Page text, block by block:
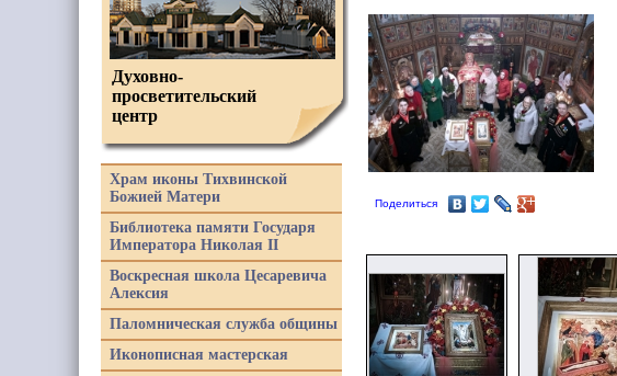
Поделиться
Духовно-
просветительский
центр
Храм иконы Тихвинской
Божией Матери
Библиотека памяти Государя
Императора Николая II
Воскресная школа Цесаревича
Алексия
Паломническая служба общины
Иконописная мастерская